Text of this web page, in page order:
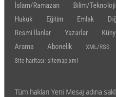
İslam/Ramazan
Bilim/Teknoloji
Hukuk
Eğitim Emlak
Resmi İlanlar
Yazarlar
Arama
Abonelik
XML/RSS
Site haritası: sitemap.xml
Tüm hakları Yeni Mesaj adına